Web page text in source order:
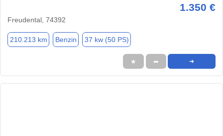
1.350 €
Freudental, 74392
210.213 km Benzin 37 kw (50 PS)
★ ➦ ➜